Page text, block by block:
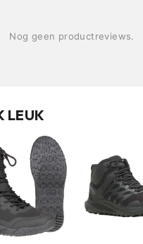
Nog geen productreviews.
LEUK